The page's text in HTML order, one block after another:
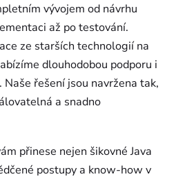
vývojem od návrhu
až po testování.
ze starších technologií na
dlouhodobou podporu i
řešení jsou navržena tak,
a snadno
přinese nejen šikovné Java
postupy a know-how v